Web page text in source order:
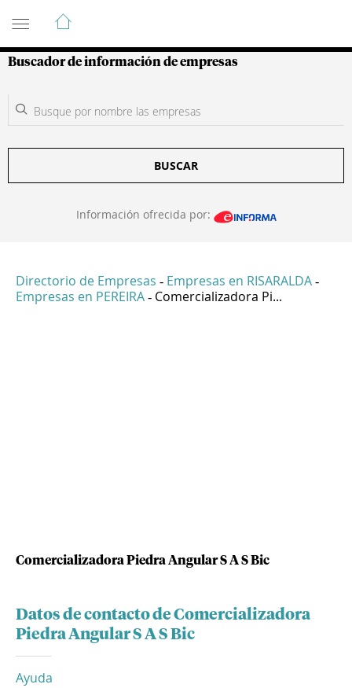
Guía de Empresas Colombianas
Buscador de información de empresas
BUSCAR
Información ofrecida por:
Directorio de Empresas - Empresas en RISARALDA -
Empresas en PEREIRA - Comercializadora Pi...
Comercializadora Piedra Angular S A S Bic
Datos de contacto de Comercializadora
Piedra Angular S A S Bic
Ayuda